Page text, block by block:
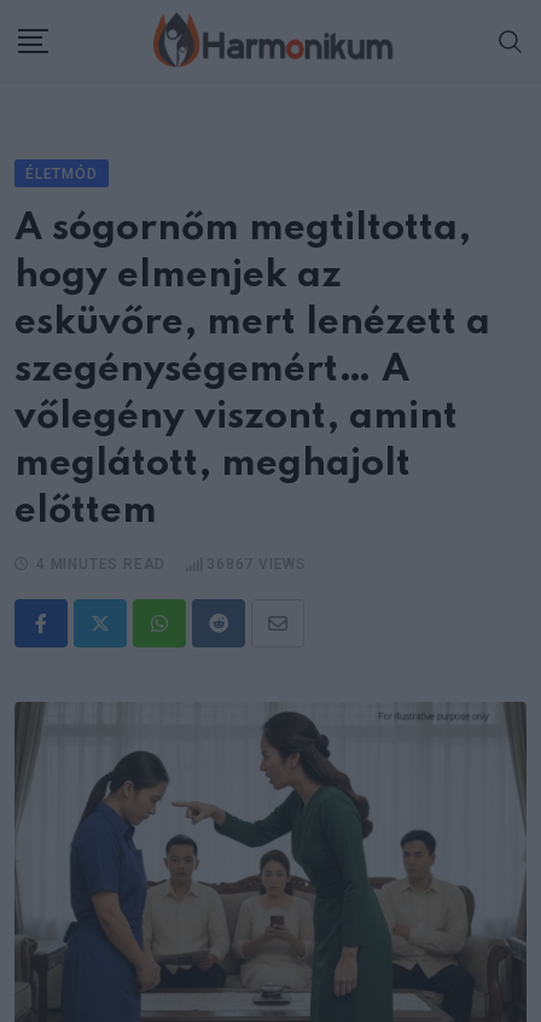
ÉLETMÓD
A sógornőm megtiltotta,
hogy elmenjek az
esküvőre, mert lenézett a
szegénységemért… A
vőlegény viszont, amint
meglátott, meghajolt
előttem
WhatsappRedditShare